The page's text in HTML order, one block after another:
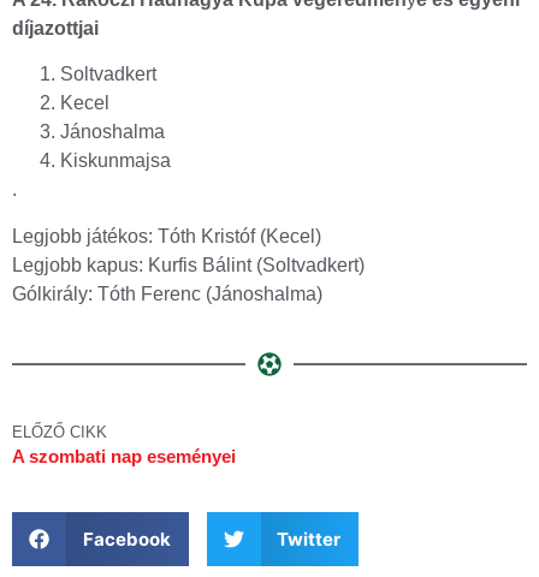
díjazottjai
Soltvadkert
Kecel
Jánoshalma
Kiskunmajsa
.
Legjobb játékos: Tóth Kristóf (Kecel)
Legjobb kapus: Kurfis Bálint (Soltvadkert)
Gólkirály: Tóth Ferenc (Jánoshalma)
ELŐZŐ CIKK
A szombati nap eseményei
Facebook Twitter